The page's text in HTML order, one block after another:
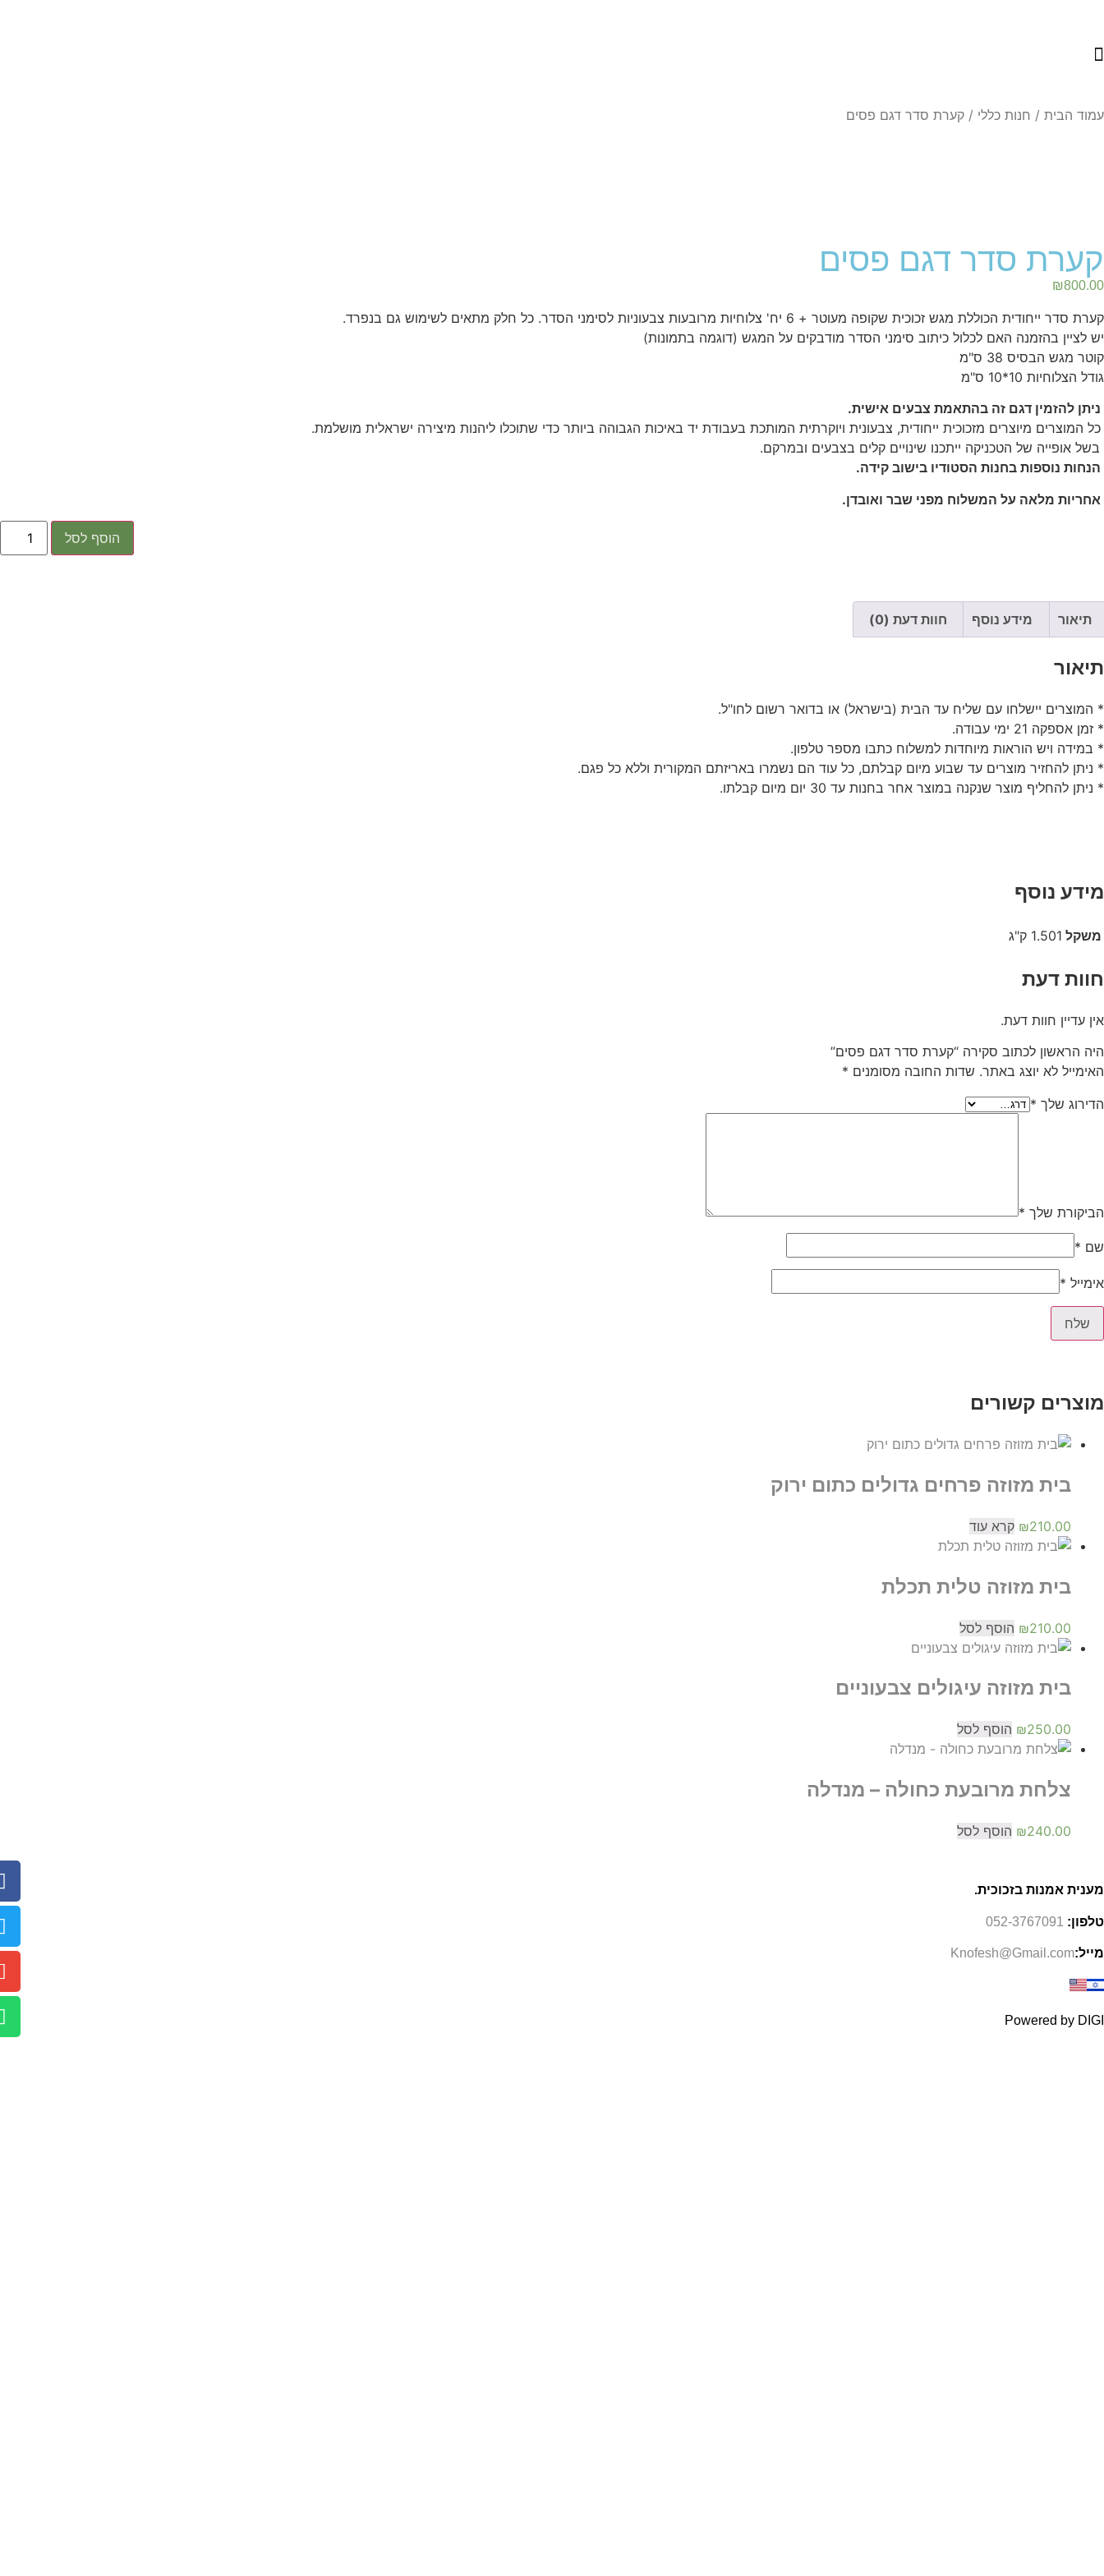
עמוד הבית / חנות כללי / קערת סדר דגם פסים
קערת סדר דגם פסים
₪800.00
קערת סדר ייחודית הכוללת מגש זכוכית שקופה מעוטר + 6 יח' צלוחיות מרובעות צבעוניות לסימני הסדר. כל חלק מתאים לשימוש גם בנפרד.
יש לציין בהזמנה האם לכלול כיתוב סימני הסדר מודבקים על המגש (דוגמה בתמונות)
קוטר מגש הבסיס 38 ס"מ
גודל הצלוחיות 10*10 ס"מ
ניתן להזמין דגם זה בהתאמת צבעים אישית.
כל המוצרים מיוצרים מזכוכית ייחודית, צבעונית ויוקרתית המותכת בעבודת יד באיכות הגבוהה ביותר כדי שתוכלו ליהנות מיצירה ישראלית מושלמת.
בשל אופייה של הטכניקה ייתכנו שינויים קלים בצבעים ובמרקם.
הנחות נוספות בחנות הסטודיו בישוב קידה.
אחריות מלאה על המשלוח מפני שבר ואובדן.
הוסף לסל
תיאור מידע נוסף חוות דעת (0)
תיאור
* המוצרים יישלחו עם שליח עד הבית (בישראל) או בדואר רשום לחו"ל.
* זמן אספקה 21 ימי עבודה.
* במידה ויש הוראות מיוחדות למשלוח כתבו מספר טלפון.
* ניתן להחזיר מוצרים עד שבוע מיום קבלתם, כל עוד הם נשמרו באריזתם המקורית וללא כל פגם.
* ניתן להחליף מוצר שנקנה במוצר אחר בחנות עד 30 יום מיום קבלתו.
מידע נוסף
משקל 1.501 ק"ג
חוות דעת
אין עדיין חוות דעת.
היה הראשון לכתוב סקירה “קערת סדר דגם פסים”
האימייל לא יוצג באתר. שדות החובה מסומנים *
הדירוג שלך *
הביקורת שלך *
שם *
אימייל *
מוצרים קשורים
בית מזוזה פרחים גדולים כתום ירוק
₪210.00 קרא עוד
בית מזוזה טלית תכלת
₪210.00 הוסף לסל
בית מזוזה עיגולים צבעוניים
₪250.00 הוסף לסל
צלחת מרובעת כחולה – מנדלה
₪240.00 הוסף לסל
מענית אמנות בזכוכית.
טלפון: 052-3767091
מייל:Knofesh@Gmail.com
Powered by DIGI